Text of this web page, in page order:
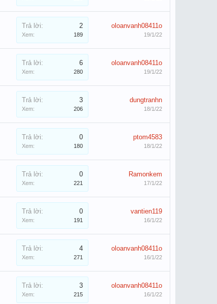
Trả lời: 2
Xem: 189
oloanvanh08411o
19/1/22
Trả lời: 6
Xem: 280
oloanvanh08411o
19/1/22
Trả lời: 3
Xem: 206
dungtranhn
18/1/22
Trả lời: 0
Xem: 180
ptom4583
18/1/22
Trả lời: 0
Xem: 221
Ramonkem
17/1/22
Trả lời: 0
Xem: 191
vantien119
16/1/22
Trả lời: 4
Xem: 271
oloanvanh08411o
16/1/22
Trả lời: 3
Xem: 215
oloanvanh08411o
16/1/22